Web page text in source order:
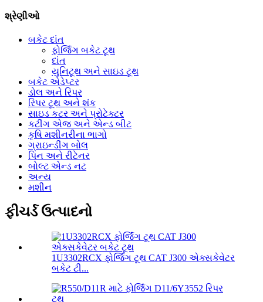
શ્રેણીઓ
બકેટ દાંત
ફોર્જિંગ બકેટ ટૂથ
દાંત
યુનિટૂથ અને સાઇડ ટૂથ
બકેટ એડેપ્ટર
ડોલ અને રિપર
રિપર ટૂથ અને શંક
સાઇડ કટર અને પ્રોટેક્ટર
કટીંગ એજ અને એન્ડ બીટ
કૃષિ મશીનરીના ભાગો
ગ્રાઇન્ડીંગ બોલ
પિન અને રીટેનર
બોલ્ટ એન્ડ નટ
અન્ય
મશીન
ફીચર્ડ ઉત્પાદનો
1U3302RCX ફોર્જિંગ ટૂથ CAT J300 એક્સકેવેટર
બકેટ ટી...